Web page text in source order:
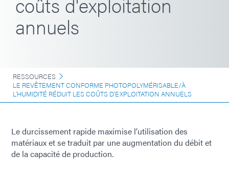
annuels
RESSOURCES
LE REVÊTEMENT CONFORME PHOTOPOLYMÉRISABLE/À
L'HUMIDITÉ RÉDUIT LES COÛTS D'EXPLOITATION ANNUELS
Le durcissement rapide maximise l’utilisation des
matériaux et se traduit par une augmentation du débit et
de la capacité de production.